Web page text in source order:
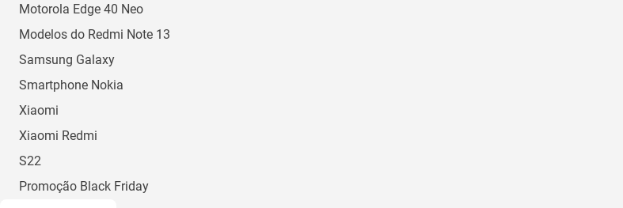
Motorola Edge 40 Neo
Modelos do Redmi Note 13
Samsung Galaxy
Smartphone Nokia
Xiaomi
Xiaomi Redmi
S22
Promoção Black Friday